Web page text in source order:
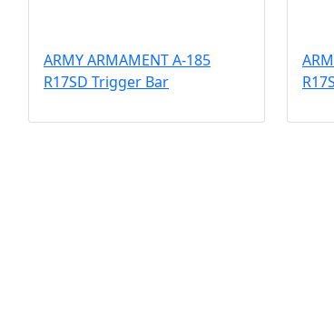
ARMY ARMAMENT A-185
R17SD Trigger Bar